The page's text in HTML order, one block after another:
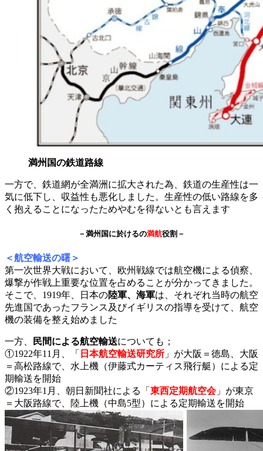
満州国の鉄道路線
一方で、鉄道網が全満洲に拡大された為、鉄道の生産性は一
気に低下し、収益性も悪化しました。生産性の低い路線を多
く抱えることになったためやむを得ないとも言えます
－満州国に於けるの満航役割－
＜航空輸送の曙＞
第一次世界大戦において、欧州戦線では航空機による偵察、
爆撃が作戦上重要な位置を占めることが分かってきました。
そこで、1919年、日本の陸軍、海軍は、それぞれ当時の航空
先進国であったフランス及びイギリスの指導を受けて、航空
機の装備を整え始めました
一方、 民間による航空輸送についても；
①1922年11月、「 日本航空輸送研究所 」が大阪＝徳島、大阪
＝高松路線で、水上機（伊藤式カーティス飛行艇）による定
期輸送を開始
②1923年1月、朝日新聞社による「 東西定期航空会」が東京
＝大阪路線で、陸上機（中島5型）による定期輸送を開始